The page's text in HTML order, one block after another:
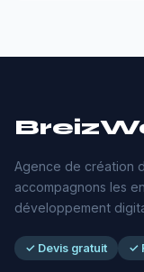
Agence de création
accompagnons les
développement
✓ Devis gratuit ✓